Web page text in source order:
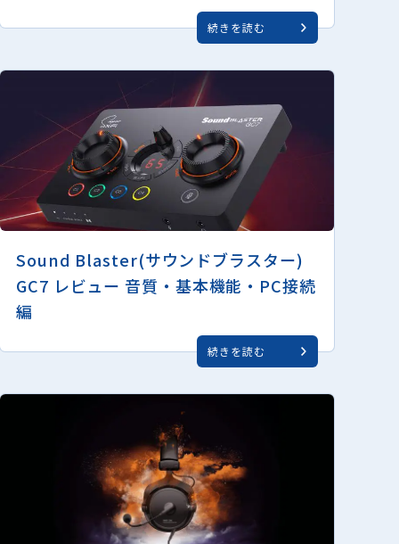
続きを読む
Sound Blaster(サウンドブラスター)
GC7 レビュー 音質・基本機能・PC接続
編
続きを読む